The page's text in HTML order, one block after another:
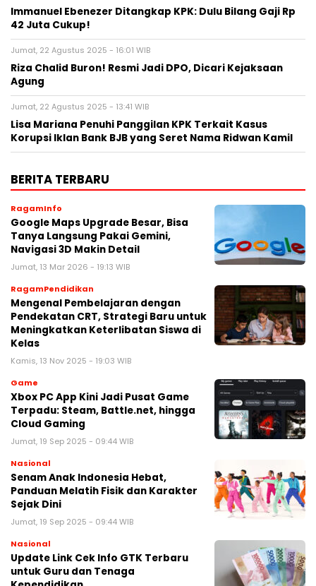
Immanuel Ebenezer Ditangkap KPK: Dulu Bilang Gaji Rp
42 Juta Cukup!
Jumat, 22 Agustus 2025 - 16:01 WIB
Riza Chalid Buron! Resmi Jadi DPO, Dicari Kejaksaan
Agung
Jumat, 22 Agustus 2025 - 13:41 WIB
Lisa Mariana Penuhi Panggilan KPK Terkait Kasus
Korupsi Iklan Bank BJB yang Seret Nama Ridwan Kamil
BERITA TERBARU
RagamInfo
Google Maps Upgrade Besar, Bisa
Tanya Langsung Pakai Gemini,
Navigasi 3D Makin Detail
Jumat, 13 Mar 2026 - 19:13 WIB
RagamPendidikan
Mengenal Pembelajaran dengan
Pendekatan CRT, Strategi Baru untuk
Meningkatkan Keterlibatan Siswa di
Kelas
Kamis, 13 Nov 2025 - 19:03 WIB
Game
Xbox PC App Kini Jadi Pusat Game
Terpadu: Steam, Battle.net, hingga
Cloud Gaming
Jumat, 19 Sep 2025 - 09:44 WIB
Nasional
Senam Anak Indonesia Hebat,
Panduan Melatih Fisik dan Karakter
Sejak Dini
Jumat, 19 Sep 2025 - 09:44 WIB
Nasional
Update Link Cek Info GTK Terbaru
untuk Guru dan Tenaga